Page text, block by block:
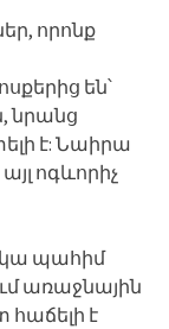
որոնք
են՝
նրանց
է: Նաիրա
ոգևորիչ
պահիմ
առաջնային
է